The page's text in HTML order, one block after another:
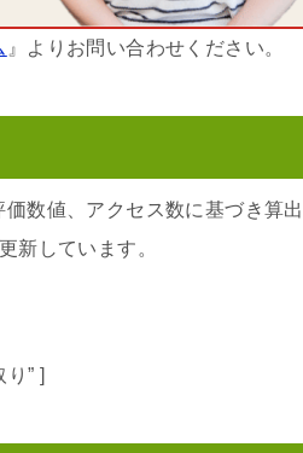
』よりお問い合わせください。
数値、アクセス数に基づき算出
新しています。
” ]